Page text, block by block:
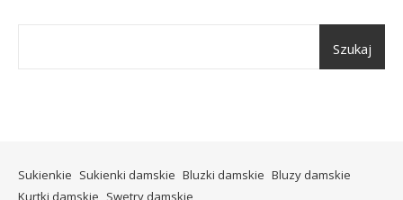
Szukaj
Sukienkie Sukienki damskie Bluzki damskie Bluzy damskie
Kurtki damskie Swetry damskie